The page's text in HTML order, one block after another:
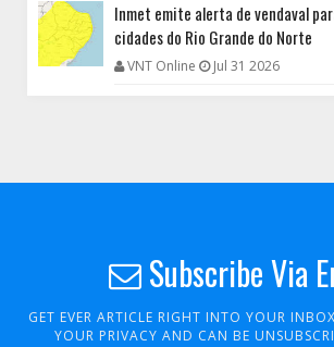
Inmet emite alerta de vendaval
cidades do Rio Grande do Norte
VNT Online Jul 31 2026
Subscribe Via
GET EVER ARTICLE RIGHT INTO YOUR
YOUR PRIVACY AND CAN BE